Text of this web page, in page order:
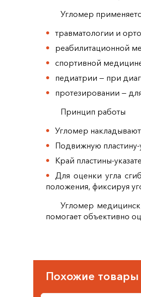
Угломер
травматологии и
реабилитационной
спортивной
педиатрии — при
протезировании —
Принцип работы
Угломер
Подвижную
Край
Для оценки угла
положения, фиксируя
Угломер
помогает объективно
Похожие товары